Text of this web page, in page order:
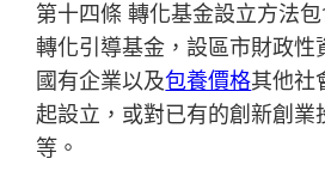
第十四條 轉化基金設立方法
轉化引導基金，設區市財政性
國有企業以及包養價格其他社
起設立，或對已有的創新創業
等。